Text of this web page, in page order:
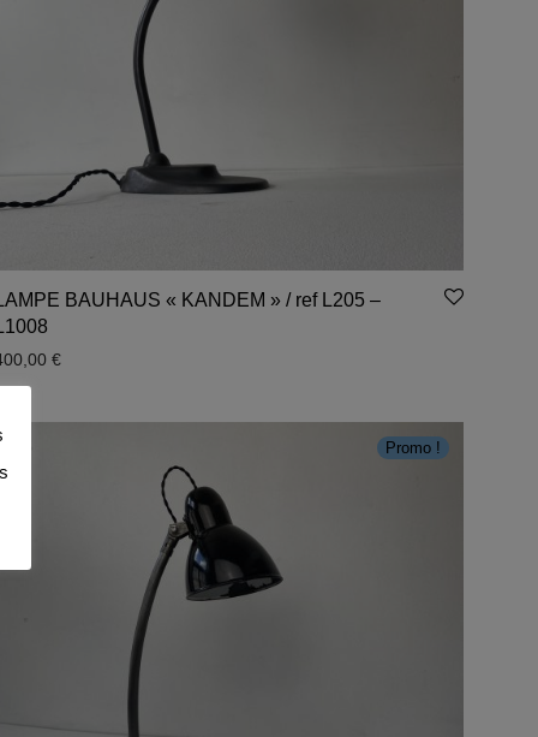
BAUHAUS « KANDEM » / ref L205 –
€
Promo !